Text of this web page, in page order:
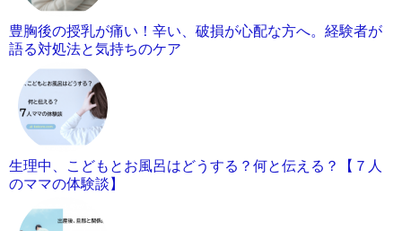
豊胸後の授乳が痛い！辛い、破損が心配な方へ。経験者が
語る対処法と気持ちのケア
生理中、こどもとお風呂はどうする？何と伝える？【７人
のママの体験談】